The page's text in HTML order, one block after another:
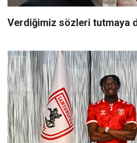
Verdiğimiz sözleri tutmaya